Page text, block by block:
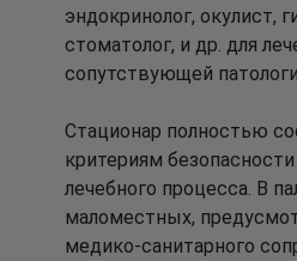
эндокринолог, окулист,
стоматолог, и др. для
сопутствующей
Стационар полностью
критериям
лечебного процесса. В
маломестных,
медико-санитарного